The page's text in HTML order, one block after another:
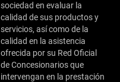
sociedad en evaluar la
calidad de sus productos y
servicios, así como de la
calidad en la asistencia
ofrecida por su Red Oficial
de Concesionarios que
intervengan en la prestación